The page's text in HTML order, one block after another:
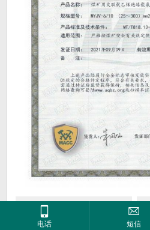

电话

短信